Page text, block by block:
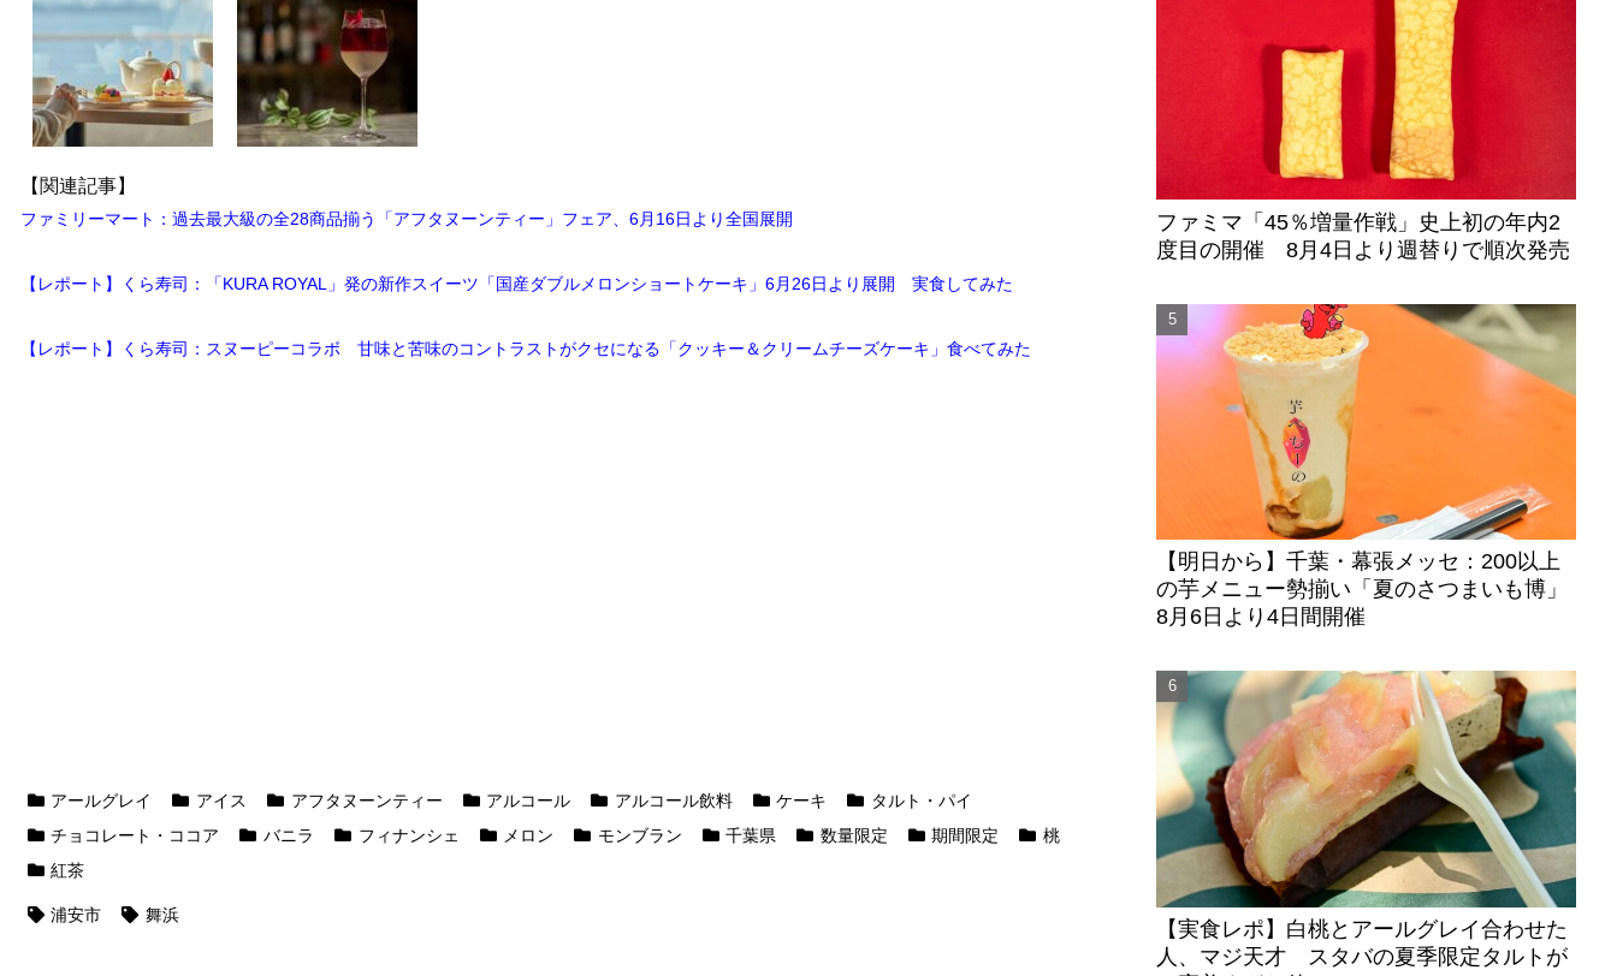
【関連記事】
ファミリーマート：過去最大級の全28商品揃う「アフタヌーンティー」フェア、6月16日より全国展開
【レポート】くら寿司：「KURA ROYAL」発の新作スイーツ「国産ダブルメロンショートケーキ」6月26日より展開 実食してみた
【レポート】くら寿司：スヌーピーコラボ 甘味と苦味のコントラストがクセになる「クッキー＆クリームチーズケーキ」食べてみた
アールグレイ アイス アフタヌーンティー アルコール アルコール飲料 ケーキ
タルト・パイ
チョコレート・ココア
バニラ フィナンシェ メロン モンブラン 千葉県 数量限定 期間限定
桃
紅茶
浦安市 舞浜
ファミマ「45％増量作戦」史上初の年内2
度目の開催 8月4日より週替りで順次発売
【明日から】千葉・幕張メッセ：200以上
の芋メニュー勢揃い「夏のさつまいも博」
8月6日より4日間開催
【実食レポ】白桃とアールグレイ合わせた
人、マジ天才 スタバの夏季限定タルトが